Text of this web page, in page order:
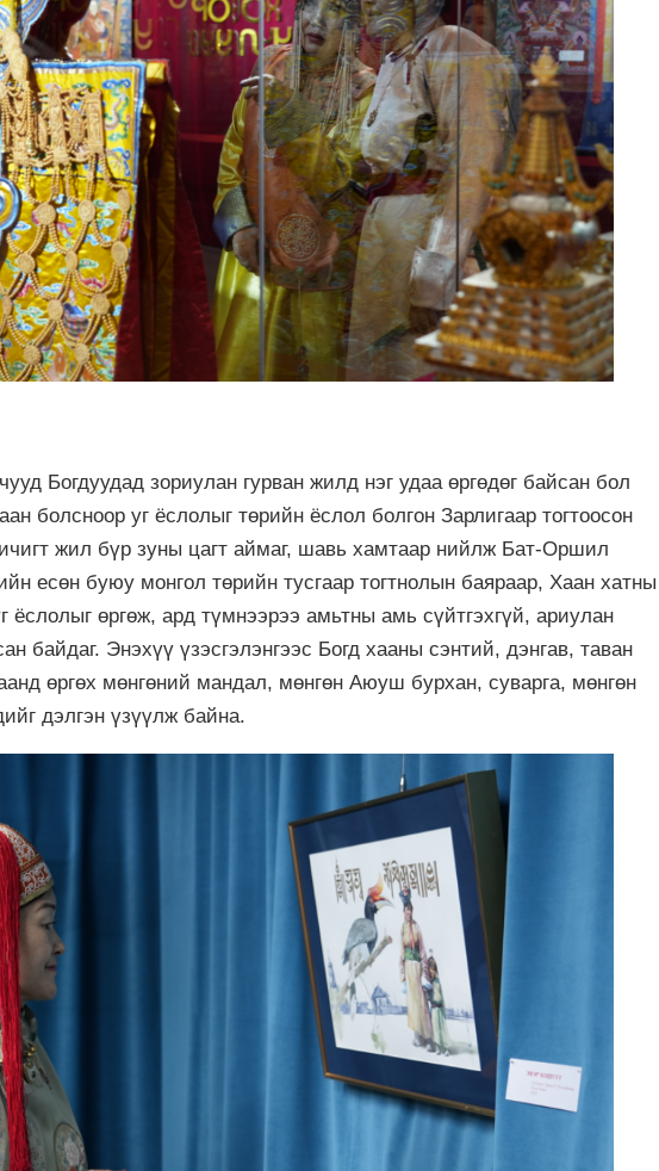
Богдуудад зориулан гурван жилд нэг удаа өргөдөг байсан бол
болсноор уг ёслолыг төрийн ёслол болгон Зарлигаар тогтоосон
жил бүр зуны цагт аймаг, шавь хамтаар нийлж Бат-Оршил
есөн буюу монгол төрийн тусгаар тогтнолын баяраар, Хаан хатны
ёслолыг өргөж, ард түмнээрээ амьтны амь сүйтгэхгүй, ариулан
байдаг. Энэхүү үзэсгэлэнгээс Богд хааны сэнтий, дэнгав, таван
өргөх мөнгөний мандал, мөнгөн Аюуш бурхан, суварга, мөнгөн
дэлгэн үзүүлж байна.